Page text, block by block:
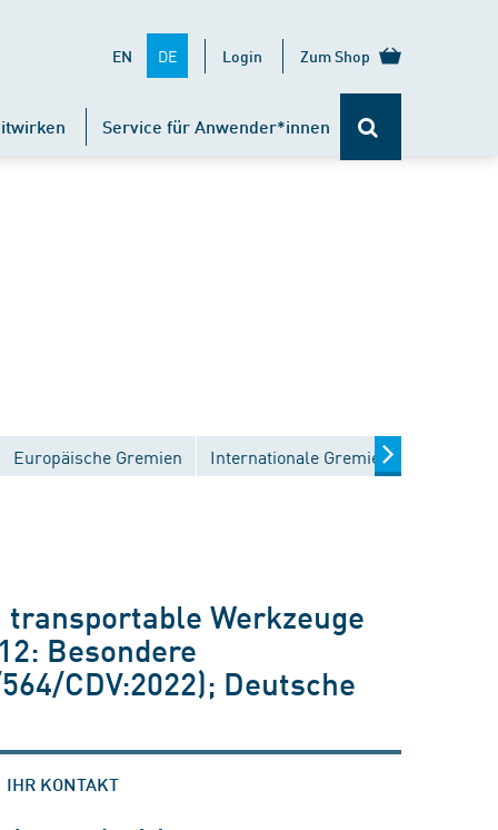
EN DE Login Zum Shop
Service für Anwender*innen
Europäische Gremien Internationale Gremien
Werkzeuge
Besondere
CDV:2022); Deutsche
IHR KONTAKT